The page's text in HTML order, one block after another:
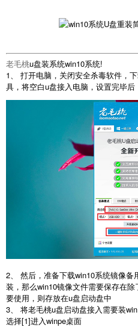
老毛桃u盘装系统win10系统!
1、 打开电脑，关闭安全杀毒软件，
具，将空白u盘接入电脑，设置完毕
2、 然后，准备下载win10系统镜像
装，那么win10镜像文件需要保存在
要使用，则存放在u盘启动盘中
3、 将老毛桃u盘启动盘接入需要装
选择[1]进入winpe桌面